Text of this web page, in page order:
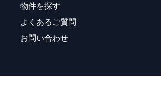
物件を探す
よくあるご質問
お問い合わせ